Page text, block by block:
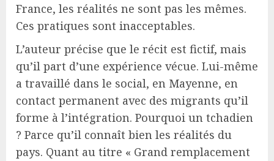
France, les réalités ne sont pas les mêmes.
Ces pratiques sont inacceptables.
L’auteur précise que le récit est fictif, mais
qu’il part d’une expérience vécue. Lui-même
a travaillé dans le social, en Mayenne, en
contact permanent avec des migrants qu’il
forme à l’intégration. Pourquoi un tchadien
? Parce qu’il connaît bien les réalités du
pays. Quant au titre « Grand remplacement